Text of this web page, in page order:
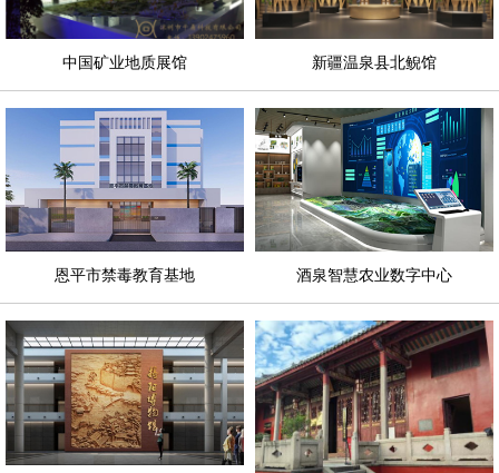
中国矿业地质展馆 新疆温泉县北鲵馆
恩平市禁毒教育基地 酒泉智慧农业数字中心